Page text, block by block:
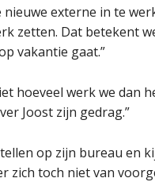
nieuwe externe in te
zetten. Dat betekent
vakantie gaat.”
hoeveel werk we dan
Joost zijn gedrag.”
op zijn bureau en
zich toch niet van